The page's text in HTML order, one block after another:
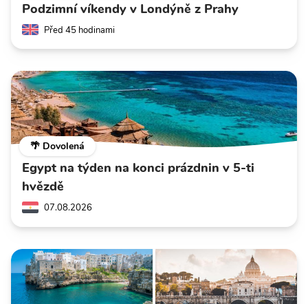
Podzimní víkendy v Londýně z Prahy
Před 45 hodinami
🌴 Dovolená
Egypt na týden na konci prázdnin v 5-ti
hvězdě
07.08.2026